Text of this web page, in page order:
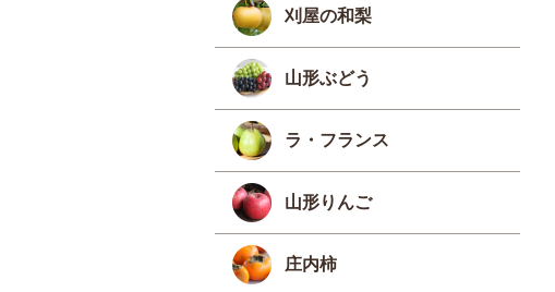
刈屋の和梨
山形ぶどう
ラ・フランス
山形りんご
庄内柿